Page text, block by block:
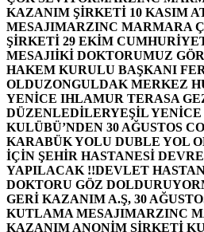
KAZANIM ŞİRKETİ 10 KASIM
MESAJIMARZINC MARMARA
ŞİRKETİ 29 EKİM
MESAJIİKİ DOKTORUMUZ
HAKEM KURULU BAŞKANI
OLDUZONGULDAK MERKEZ
YENİCE IHLAMUR TERASA
DÜZENLEDİLERYEŞİL
KULÜBÜ’NDEN 30 AĞUSTOS
KARABÜK YOLU DUBLE YOL
İÇİN ŞEHİR HASTANESİ
YAPILACAK !!DEVLET
DOKTORU GÖZ DOLDURUYOR
GERİ KAZANIM A.Ş, 30
KUTLAMA MESAJIMARZINC
KAZANIM ANONİM ŞİRKETİ